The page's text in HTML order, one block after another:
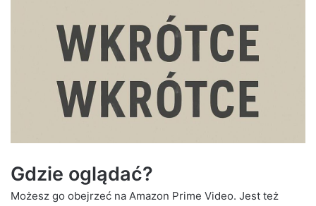
Gdzie oglądać?
Możesz go obejrzeć na Amazon Prime Video. Jest też